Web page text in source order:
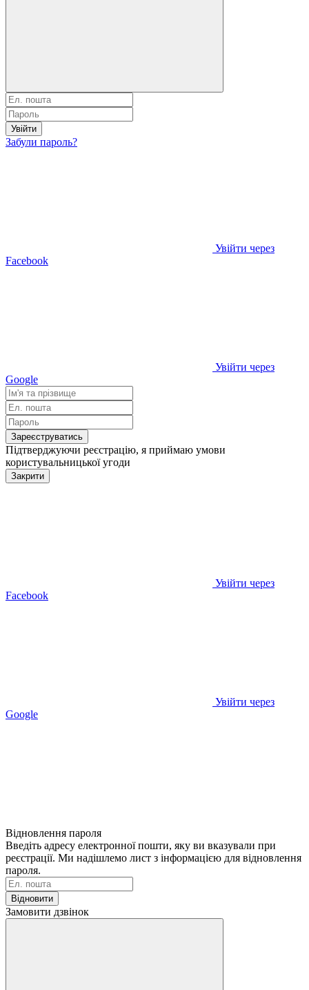
Увійти
Забули пароль?
Увійти через
Facebook
Увійти через
Google
Зареєструватись
Підтверджуючи реєстрацію, я приймаю умови
користувальницької угоди
Закрити
Увійти через
Facebook
Увійти через
Google
Відновлення пароля
Введіть адресу електронної пошти, яку ви вказували при
реєстрації. Ми надішлемо лист з інформацією для відновлення
пароля.
Відновити
Замовити дзвінок